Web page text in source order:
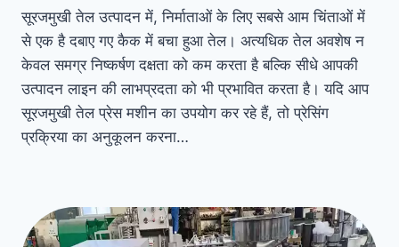
सूरजमुखी तेल उत्पादन में, निर्माताओं के लिए सबसे आम चिंताओं में
से एक है दबाए गए कैक में बचा हुआ तेल। अत्यधिक तेल अवशेष न
केवल समग्र निष्कर्षण दक्षता को कम करता है बल्कि सीधे आपकी
उत्पादन लाइन की लाभप्रदता को भी प्रभावित करता है। यदि आप
सूरजमुखी तेल प्रेस मशीन का उपयोग कर रहे हैं, तो प्रेसिंग
प्रक्रिया का अनुकूलन करना…